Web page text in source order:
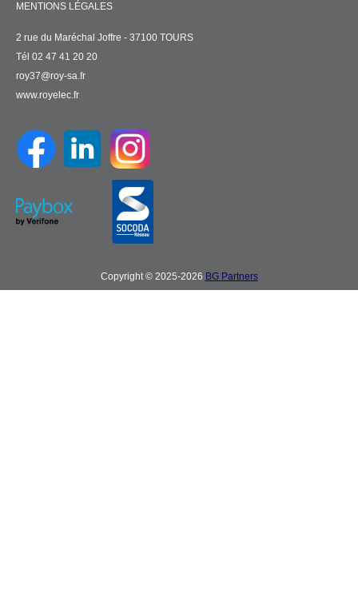
MENTIONS LÉGALES
2 rue du Maréchal Joffre - 37100 TOURS
Tél 02 47 41 20 20
roy37@roy-sa.fr
www.royelec.fr
Copyright © 2025-2026 BG Partners